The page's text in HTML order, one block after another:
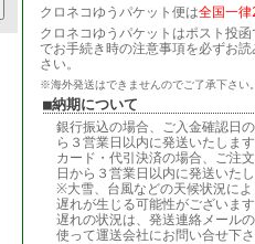
クロネコゆうパケット便は全国一律
クロネコゆうパケットはポスト投
でお手続き時の注意事項を必ずお
さい。
※海外発送はできませんのでご了承下さい
■納期について
銀行振込の場合、ご入金確認日
ら３営業日以内に発送いたしま
カード・代引決済の場合、ご注
日から３営業日以内に発送いた
※大雪、台風などの天候状況に
遅れが生じる可能性がございま
遅れの状況は、発送連絡メール
使って運送会社にお問い合せ下